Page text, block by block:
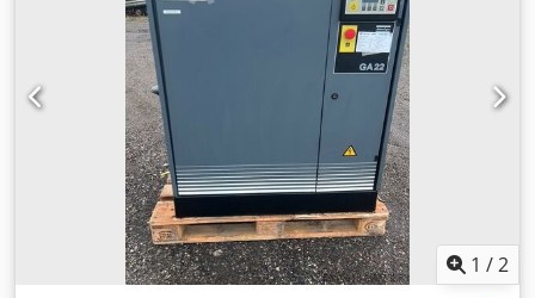
Inverter 18.5kW 3.35m3/min 13bar Dedpfx Aboy Amh Hs
Tjck The professional level of service and the high-quality
products offered by our company – 'market-proven' –
guarantee successful cooperation with you. We provide a
warranty for used compressors and dryers! Our advantage
is 24/7 compressor service. ATLAS COPCO GA18VSD Screw
Compressor with Inverter 18.5kW 3.35m3/min 13bar
Technically sound, ready for operation.
1 /2